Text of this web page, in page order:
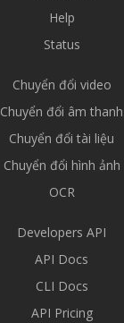
Help
Status
Chuyển đổi video
Chuyển đổi âm thanh
Chuyển đổi tài liệu
Chuyển đổi hình ảnh
OCR
Developers API
API Docs
CLI Docs
API Pricing